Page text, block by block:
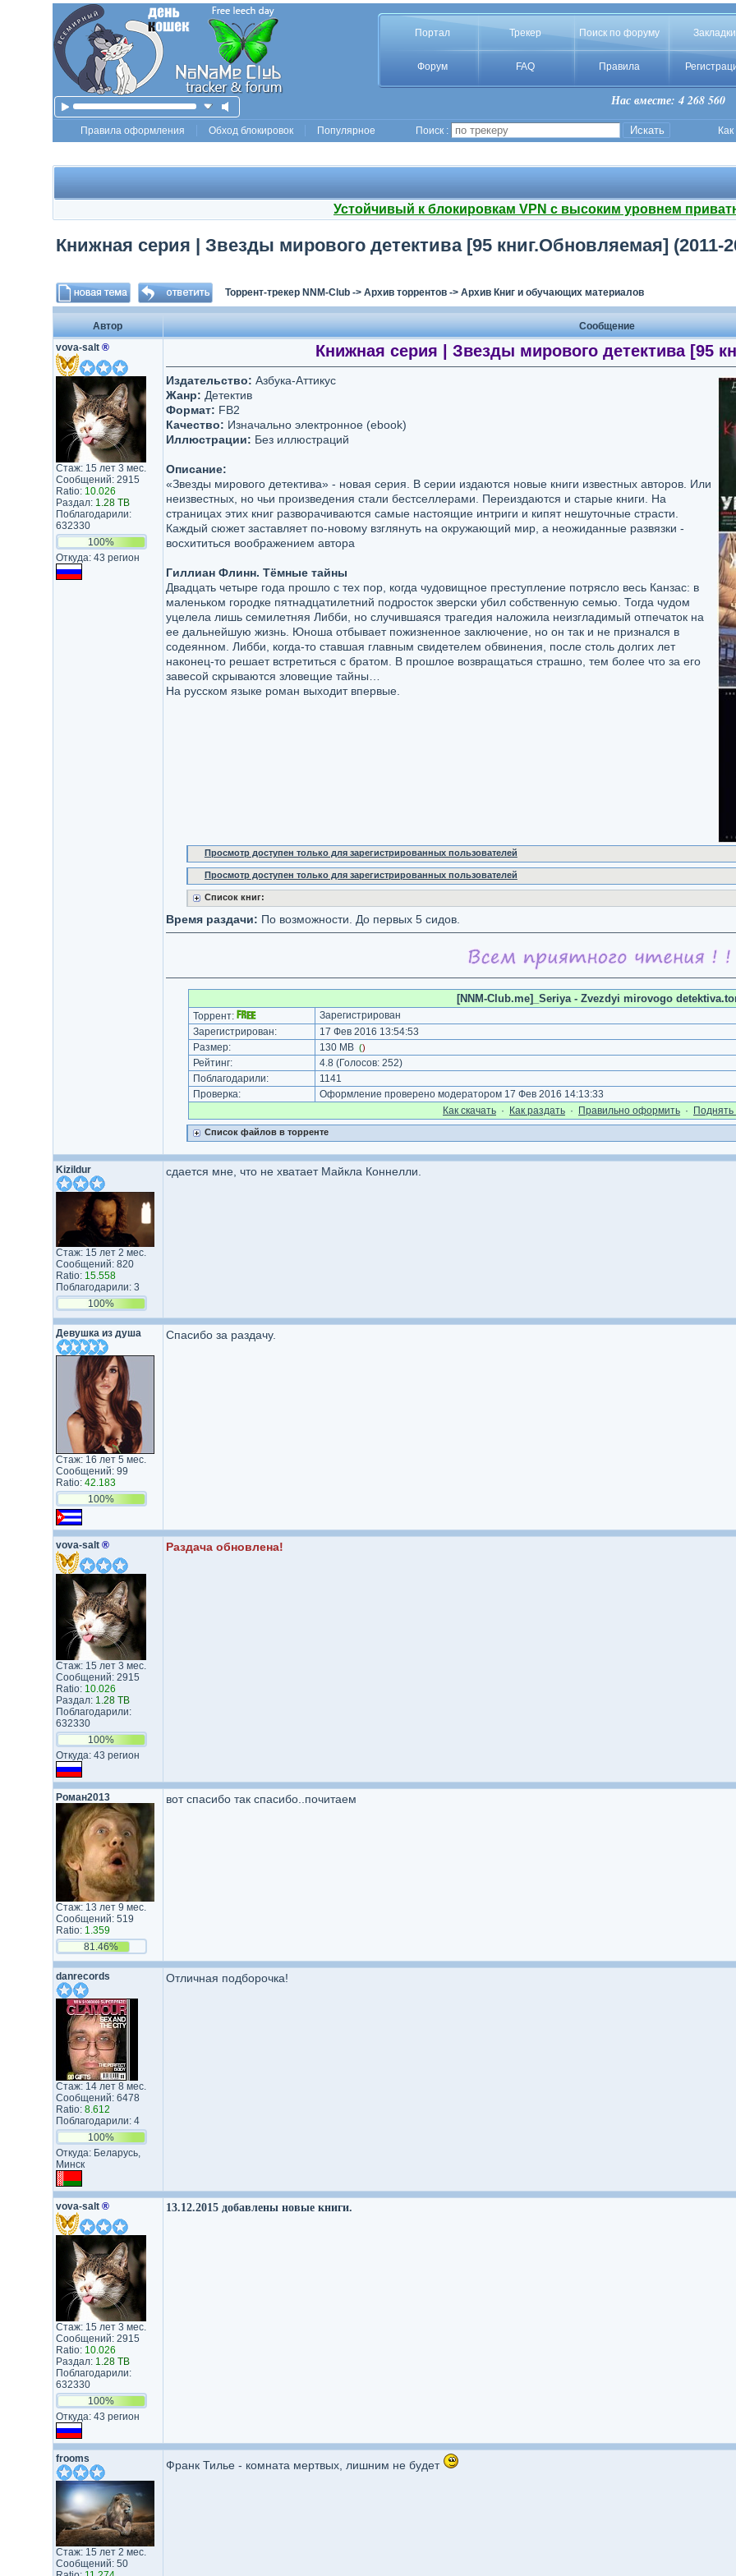
Портал Трекер Поиск по форуму Закладки
Форум FAQ Правила
Нас вместе: 4 268 560
Правила оформления Обход блокировок Популярное Поиск :
Устойчивый к блокировкам VPN с высоким уровнем
Книжная серия | Звезды мирового детектива [95 книг.Обновляемая] (2011-
Торрент-трекер NNM-Club-> Архив торрентов-> Архив Книг и обучающих материалов
Автор
Сообщение
vova-salt ®
Стаж: 15 лет 3 мес.
Сообщений: 2915
Ratio: 10.026
Раздал: 1.28 TB
Поблагодарили:
632330
100%
Откуда: 43 регион
Книжная серия | Звезды мирового детектива [95
Издательство: Азбука-Аттикус
Жанр: Детектив
Формат: FB2
Качество: Изначально электронное (ebook)
Иллюстрации: Без иллюстраций
Описание:
«Звезды мирового детектива» - новая серия. В серии издаются новые книги известных авторов. Или
неизвестных, но чьи произведения стали бестселлерами. Переиздаются и старые книги. На
страницах этих книг разворачиваются самые настоящие интриги и кипят нешуточные страсти.
Каждый сюжет заставляет по-новому взглянуть на окружающий мир, а неожиданные развязки -
восхититься воображением автора
Гиллиан Флинн. Тёмные тайны
Двадцать четыре года прошло с тех пор, когда чудовищное преступление потрясло весь Канзас: в
маленьком городке пятнадцатилетний подросток зверски убил собственную семью. Тогда чудом
уцелела лишь семилетняя Либби, но случившаяся трагедия наложила неизгладимый отпечаток на
ее дальнейшую жизнь. Юноша отбывает пожизненное заключение, но он так и не признался в
содеянном. Либби, когда-то ставшая главным свидетелем обвинения, после столь долгих лет
наконец-то решает встретиться с братом. В прошлое возвращаться страшно, тем более что за его
завесой скрываются зловещие тайны…
На русском языке роман выходит впервые.
Просмотр доступен только для зарегистрированных пользователей
Просмотр доступен только для зарегистрированных пользователей
Список книг:
Время раздачи: По возможности. До первых 5 сидов.
[NNM-Club.me]_Seriya - Zvezdyi mirovogo
Торрент:
Зарегистрирован
Зарегистрирован:
17 Фев 2016 13:54:53
Размер:
130 MB ()
Рейтинг: 4.8 (Голосов: 252)
Поблагодарили:
1141
Проверка:
Оформление проверено модератором 17 Фев 2016 14:13:33
Как cкачать · Как раздать · Правильно оформить · Поднять
Список файлов в торренте
Kizildur
Стаж: 15 лет 2 мес.
Сообщений: 820
Ratio: 15.558
Поблагодарили: 3
100%
сдается мне, что не хватает Майкла Коннелли.
Девушка из душа
Стаж: 16 лет 5 мес.
Сообщений: 99
Ratio: 42.183
100%
Спасибо за раздачу.
vova-salt ®
Стаж: 15 лет 3 мес.
Сообщений: 2915
Ratio: 10.026
Раздал: 1.28 TB
Поблагодарили:
632330
100%
Откуда: 43 регион
Раздача обновлена!
Роман2013
Стаж: 13 лет 9 мес.
Сообщений: 519
Ratio: 1.359
81.46%
вот спасибо так спасибо..почитаем
danrecords
Стаж: 14 лет 8 мес.
Сообщений: 6478
Ratio: 8.612
Поблагодарили: 4
100%
Откуда: Беларусь,
Минск
Отличная подборочка!
vova-salt ®
Стаж: 15 лет 3 мес.
Сообщений: 2915
Ratio: 10.026
Раздал: 1.28 TB
Поблагодарили:
632330
100%
Откуда: 43 регион
13.12.2015 добавлены новые книги.
frooms
Стаж: 15 лет 2 мес.
Сообщений: 50
Франк Тилье - комната мертвых, лишним не будет